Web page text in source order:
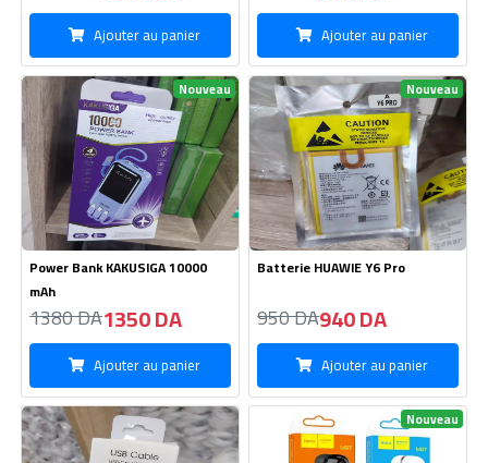
Cable Samsung -S22 Type C To
270 DA260 DA
Ajouter au panier
Kitman HOCO M97-Type C
180 DA350 DA
Ajouter au panier